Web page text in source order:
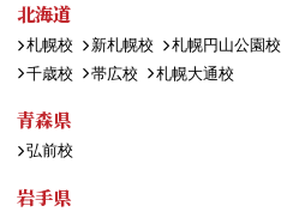
北海道
札幌校 新札幌校 札幌円山公園校
千歳校
帯広校 札幌大通校
青森県
弘前校
岩手県